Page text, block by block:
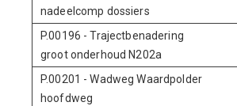
nadeelcomp dossiers
P.00196 - Trajectbenadering
groot onderhoud N202a
P.00201 - Wadweg Waardpolder
hoofdweg